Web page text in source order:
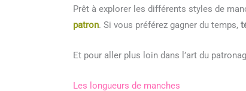
Prêt à explorer les différents styles de
patron. Si vous préférez gagner du temps,
Et pour aller plus loin dans l’art du
Les longueurs de manches